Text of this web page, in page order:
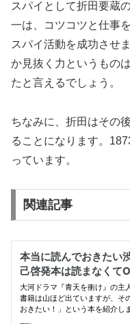
スパイとして折田要蔵
一は、コツコツと仕事
スパイ活動を成功させ
か見抜く力というもの
たと言えるでしょう。
ちなみに、折田はその
ることになります。
っています。
関連記事